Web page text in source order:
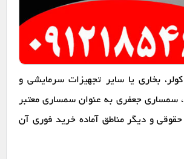
بخاری یا سایر تجهیزات سرمایشی و
سمساری جعفری به عنوان سمساری معتبر
و دیگر مناطق آماده خرید فوری آن